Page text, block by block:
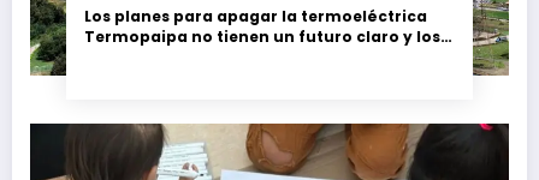
Los planes para apagar la termoeléctrica
Termopaipa no tienen un futuro claro y los